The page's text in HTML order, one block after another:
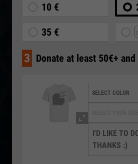
10 €
35 €
3 Donate at least 50€+
I'D LIKE TO
THANKS :)